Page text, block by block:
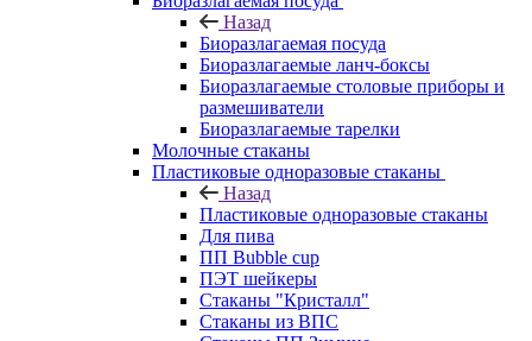
Назад
Биоразлагаемая посуда
Биоразлагаемые ланч-боксы
Биоразлагаемые столовые приборы и
размешиватели
Биоразлагаемые тарелки
Молочные стаканы
Пластиковые одноразовые стаканы
Назад
Пластиковые одноразовые стаканы
Для пива
ПП Bubble cup
ПЭТ шейкеры
Стаканы "Кристалл"
Стаканы из ВПС